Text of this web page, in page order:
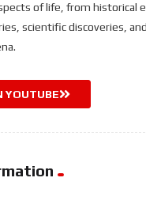
of life, from historical
scientific discoveries,
YOUTUBE